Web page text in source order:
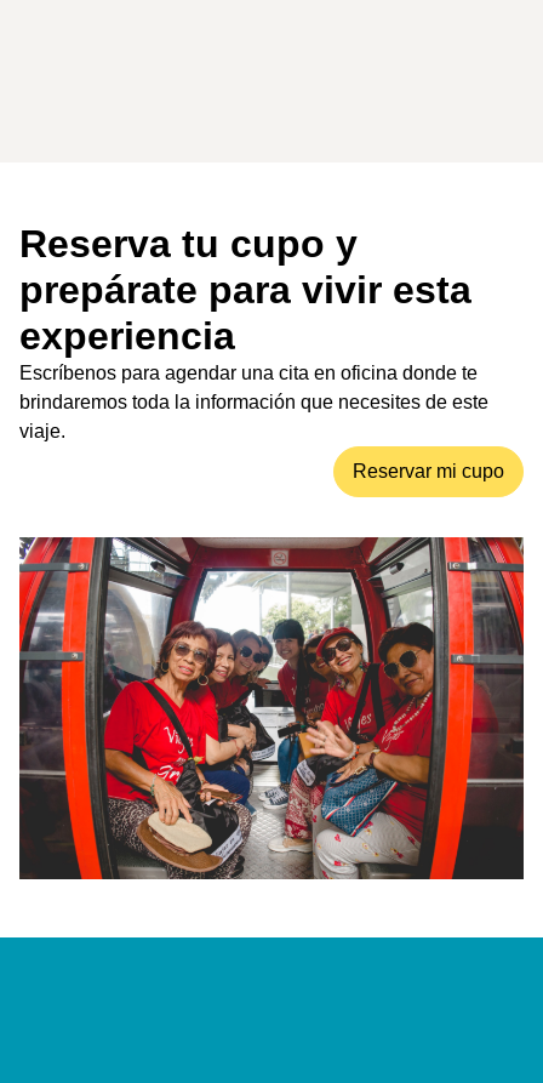
Reserva tu cupo y
prepárate para vivir esta
experiencia
Escríbenos para agendar una cita en oficina donde te
brindaremos toda la información que necesites de este
viaje.
Reservar mi cupo